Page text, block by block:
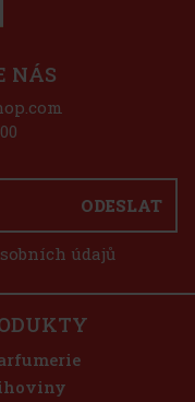
ODESLAT
údajů
NÁS